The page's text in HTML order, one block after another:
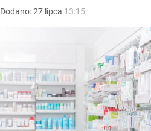
Dodano:27 lipca 13:15